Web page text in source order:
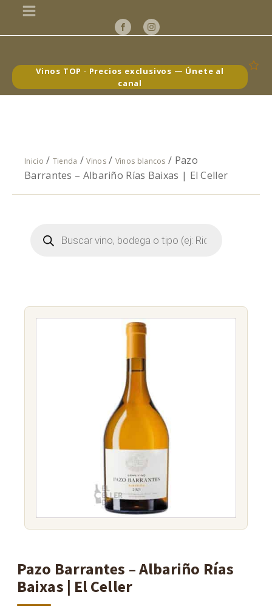
Vinos TOP · Precios exclusivos — Únete al
canal
Inicio / Tienda /Vinos/ Vinos blancos / Pazo
Barrantes – Albariño Rías Baixas | El Celler
Búsqueda
Pazo Barrantes – Albariño Rías
Baixas | El Celler